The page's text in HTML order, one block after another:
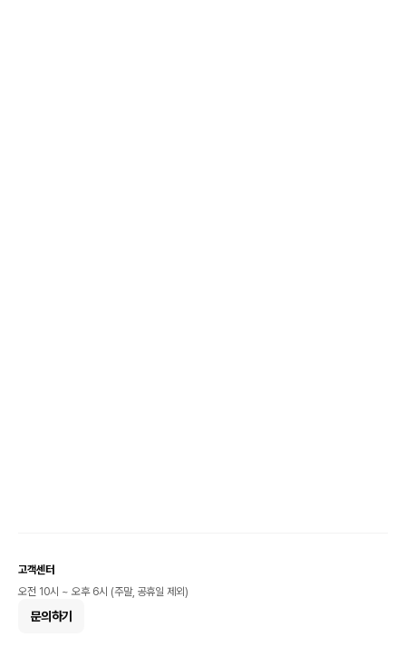
고객센터
오전 10시 ~ 오후 6시 (주말, 공휴일 제외)
문의하기